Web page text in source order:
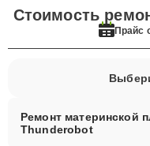
Стоимость
Прайс
Ремонт материнской
Thunderobot